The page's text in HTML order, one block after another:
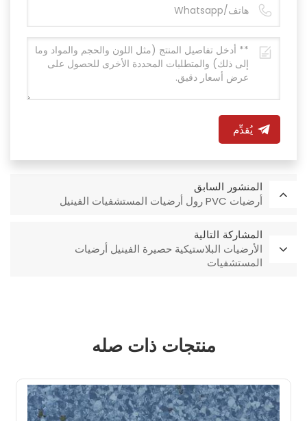
يُقدِّم
المنشور السابق
أرضيات PVC رول أرضيات المستشفيات الفينيل
المشاركة التالية
الأرضيات البلاستيكية حصيرة الفينيل أرضيات
المستشفيات
منتجات ذات صله